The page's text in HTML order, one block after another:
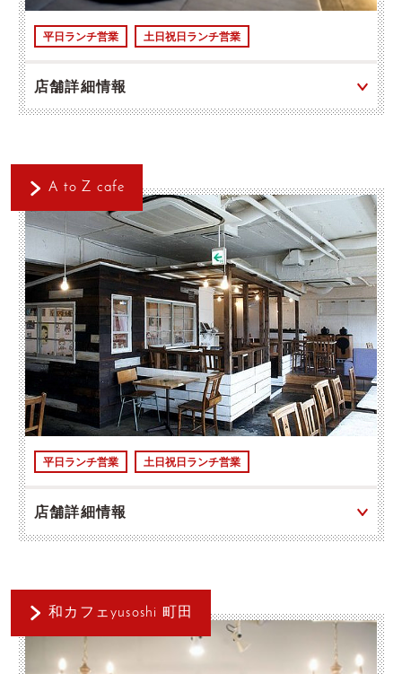
平日ランチ営業 土日祝日ランチ営業
店舗詳細情報
A to Z cafe
平日ランチ営業 土日祝日ランチ営業
店舗詳細情報
和カフェyusoshi 町田